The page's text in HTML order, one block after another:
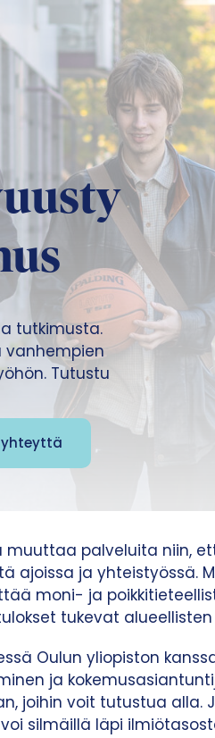
tutkimusta.
vanhempien
Tutustu
muuttaa palveluita niin,
ajoissa ja yhteistyössä.
moni- ja
tukevat
Oulun yliopiston
ja
joihin voit tutustua alla.
silmäillä läpi